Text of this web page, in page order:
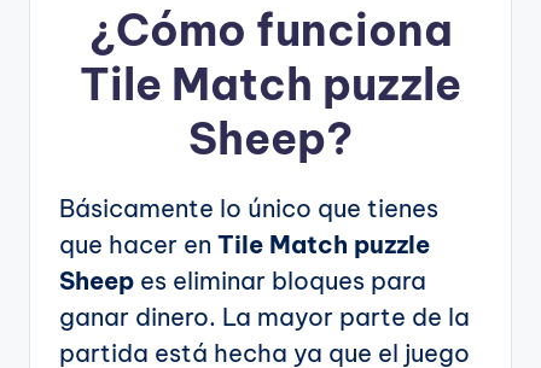
¿Cómo funciona
Tile Match puzzle
Sheep?
Básicamente lo único que tienes
que hacer en Tile Match puzzle
Sheep es eliminar bloques para
ganar dinero. La mayor parte de la
partida está hecha ya que el juego